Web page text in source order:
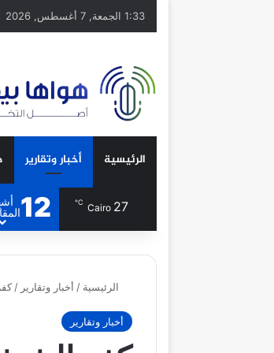
1:33 الجمعة, 7 أغسطس, 2026
الرئيسية أخبار وتقارير
Cairo 27
℃
12
الرئيسية / أخبار وتقارير / كفر
أخبار وتقارير